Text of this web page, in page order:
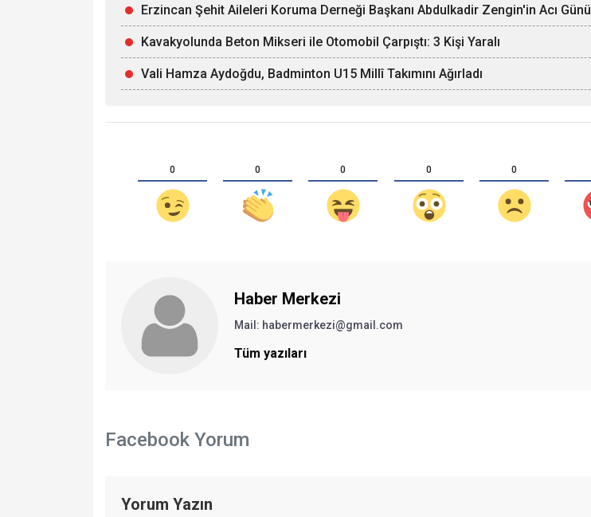
Erzincan Şehit Aileleri Koruma Derneği Başkanı Abdulkadir Zengin'in Acı Günü
Kavakyolunda Beton Mikseri ile Otomobil Çarpıştı: 3 Kişi Yaralı
Vali Hamza Aydoğdu, Badminton U15 Millî Takımını Ağırladı
0 0 0 0 0
Haber Merkezi
Mail: habermerkezi@gmail.com
Tüm yazıları
Facebook Yorum
Yorum Yazın